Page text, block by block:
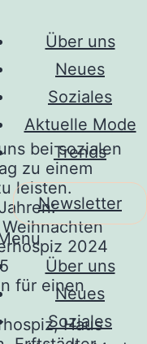
Über uns
Neues
Soziales
Aktuelle Mode
Trends
Newsletter
Über uns
Neues
Soziales
bei sozialen
zu einem
leisten.
2024
für einen
Haus